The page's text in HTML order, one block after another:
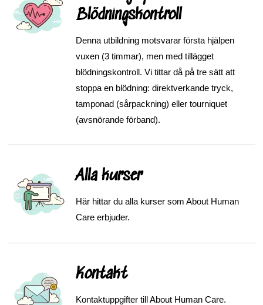
Blödningskontroll
Denna utbildning motsvarar första hjälpen
vuxen (3 timmar), men med tillägget
blödningskontroll. Vi tittar då på tre sätt att
stoppa en blödning: direktverkande tryck,
tamponad (sårpackning) eller tourniquet
(avsnörande förband).
Alla kurser
Här hittar du alla kurser som About Human
Care erbjuder.
Kontakt
Kontaktuppgifter till About Human Care.